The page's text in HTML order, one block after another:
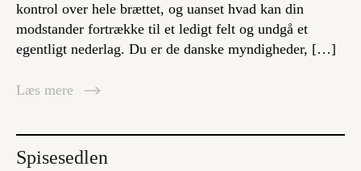
kontrol over hele brættet, og uanset hvad kan din
modstander fortrække til et ledigt felt og undgå et
egentligt nederlag. Du er de danske myndigheder, […]
Læs mere
Spisesedlen